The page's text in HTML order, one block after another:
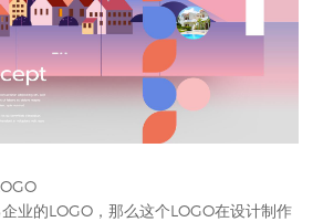
业的LOGO，那么这个LOGO在设计制作